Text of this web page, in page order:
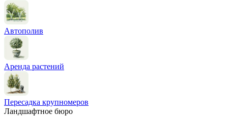
Автополив
Аренда растений
Пересадка крупномеров
Ландшафтное бюро